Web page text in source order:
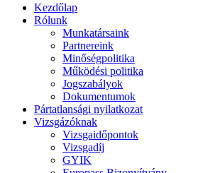
Kezdőlap
Rólunk
Munkatársaink
Partnereink
Minőségpolitika
Működési politika
Jogszabályok
Dokumentumok
Pártatlansági nyilatkozat
Vizsgázóknak
Vizsgaidőpontok
Vizsgadíj
GYIK